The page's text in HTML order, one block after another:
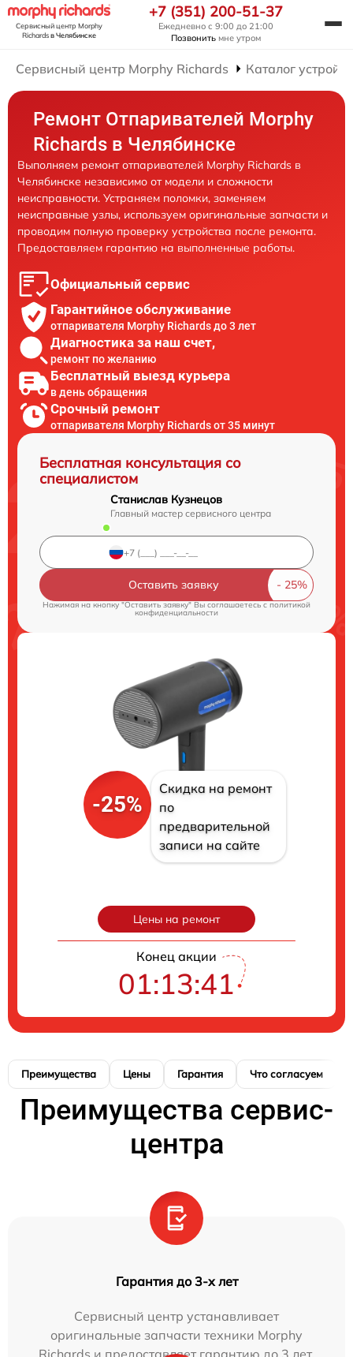
Сервисный центр Morphy
Richardsв Челябинске
+7 (351) 200-51-37
Ежедневно с 9:00 до 21:00
Позвонить мне утром
Сервисный центр Morphy Richards Каталог
Ремонт Отпаривателей Morphy
Richards в Челябинске
Выполняем ремонт отпаривателей Morphy Richards в
Челябинске независимо от модели и сложности
неисправности. Устраняем поломки, заменяем
неисправные узлы, используем оригинальные запчасти и
проводим полную проверку устройства после ремонта.
Предоставляем гарантию на выполненные работы.
Официальный сервис
Гарантийное обслуживание
отпаривателя Morphy Richards до 3 лет
Диагностика за наш счет,
ремонт по желанию
Бесплатный выезд курьера
в день обращения
Срочный ремонт
отпаривателя Morphy Richards от 35 минут
Бесплатная консультация со
специалистом
Станислав Кузнецов
Главный мастер сервисного центра
Оставить заявку
Нажимая на кнопку "Оставить заявку" Вы соглашаетесь cполитикой
конфиденциальности
-25%
Скидка на ремонт
по
предварительной
записи на сайте
Цены на ремонт
Конец акции
01:13:40
Преимущества Цены Гарантия Что согласуем
Преимущества сервис-
центра
Гарантия до 3-х лет
Сервисный центр устанавливает
оригинальные запчасти техники Morphy
Richards и предоставляет гарантию до 3 лет.